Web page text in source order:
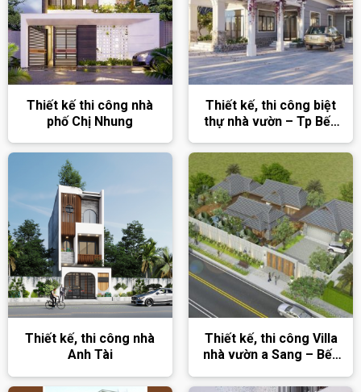
Thiết kế thi công nhà
phố Chị Nhung
Thiết kế, thi công biệt
thự nhà vườn – Tp Bến
Thiết kế, thi công nhà
Anh Tài
Thiết kế, thi công Villa
nhà vườn a Sang – Bến